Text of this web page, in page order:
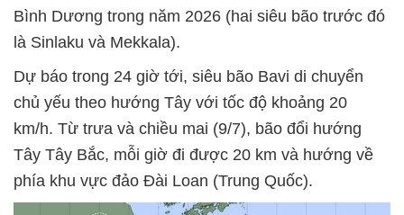
Bình Dương trong năm 2026 (hai siêu bão trước đó
là Sinlaku và Mekkala).
Dự báo trong 24 giờ tới, siêu bão Bavi di chuyển
chủ yếu theo hướng Tây với tốc độ khoảng 20
km/h. Từ trưa và chiều mai (9/7), bão đổi hướng
Tây Tây Bắc, mỗi giờ đi được 20 km và hướng về
phía khu vực đảo Đài Loan (Trung Quốc).